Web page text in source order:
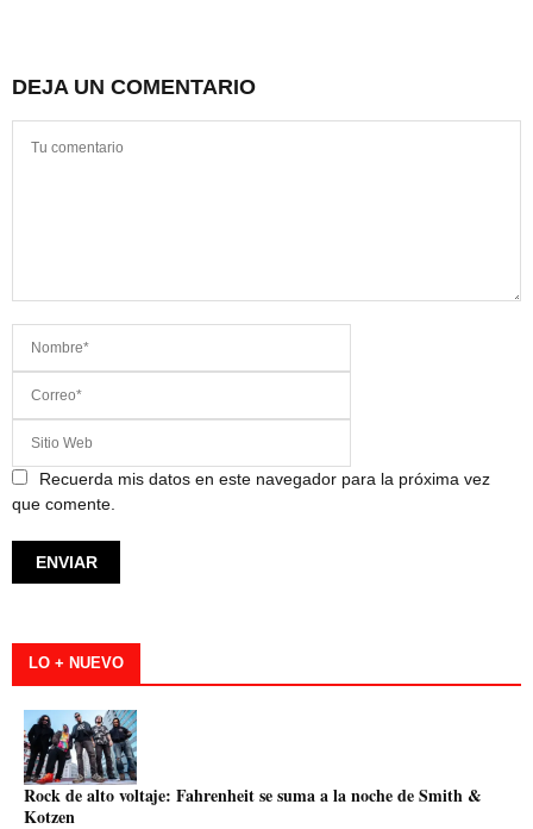
DEJA UN COMENTARIO
Recuerda mis datos en este navegador para la próxima vez
que comente.
LO + NUEVO
Rock de alto voltaje: Fahrenheit se suma a la noche de Smith &
Kotzen